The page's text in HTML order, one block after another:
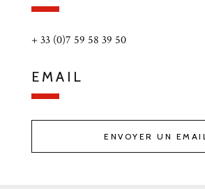
+ 33 (0)7 59 58 39 50
EMAIL
ENVOYER UN EMAIL